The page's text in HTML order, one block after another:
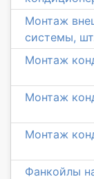
Монтаж
системы,
Монтаж
Монтаж
Монтаж
Фанкойлы